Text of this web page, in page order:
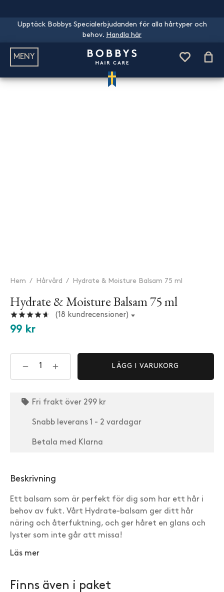
Upptäck Bobbys Specialerbjudanden för alla hårtyper och
behov. Handla här
MENY
Hem / Hårvård / Hydrate & Moisture Balsam 75 ml
Hydrate & Moisture Balsam 75 ml
Betygsattav 5 baserat på
(18 kundrecensioner)
★ ★★
"Fantastiskt balsam för mitt torra hår!"
99 kr
LÄGG I VARUKORG
Fri frakt över 299 kr
Snabb leverans 1 - 2 vardagar
Betala med Klarna
Beskrivning
Ett balsam som är perfekt för dig som har ett hår i
behov av fukt. Vårt Hydrate-balsam ger ditt hår
näring och återfuktning, och ger håret en glans och
lyster som inte går att missa!
Läs mer
Finns även i paket